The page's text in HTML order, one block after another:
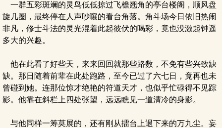
一群五彩斑斓的灵鸟低低掠过飞檐翘角的亭台楼阁，顺风盘
旋几圈，最终停在人声吵嚷的看台角落。角斗场今日依旧热闹
非凡，修士斗法的灵光混着此起彼伏的喝彩，竟也没激起钟遥
多大的兴趣。
他在此看了好些天，来来回回就那些路数，不免有些兴致缺
缺。那日随着前辈在此处跑路，至今已过了六七日，竟再也未
曾碰到她。连那位惊才绝艳的符道天才，也似乎忙碌得不见踪
影。他靠在斜栏上四处张望，远远瞧见一道清冷的身影。
与他同样一筹莫展的，还有刚从擂台上退下来的万九尘。妄